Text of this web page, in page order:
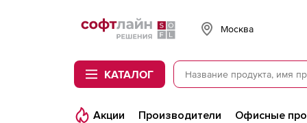
Softline
Москва
КАТАЛОГ
Акции Производители Офисные